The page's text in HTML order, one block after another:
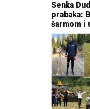
Senka
prabaka:
šarmom i